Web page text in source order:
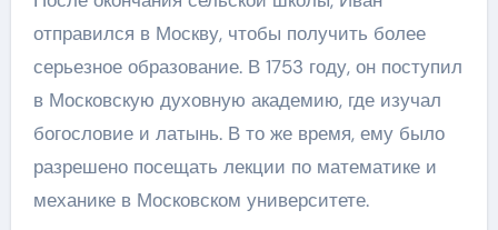
отправился в Москву, чтобы получить более
серьезное образование. В 1753 году, он поступил
в Московскую духовную академию, где изучал
богословие и латынь. В то же время, ему было
разрешено посещать лекции по математике и
механике в Московском университете.